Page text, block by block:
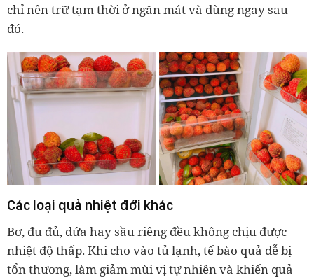
chỉ nên trữ tạm thời ở ngăn mát và dùng ngay sau
đó.
Các loại quả nhiệt đới khác
Bơ, đu đủ, dứa hay sầu riêng đều không chịu được
nhiệt độ thấp. Khi cho vào tủ lạnh, tế bào quả dễ bị
tổn thương, làm giảm mùi vị tự nhiên và khiến quả